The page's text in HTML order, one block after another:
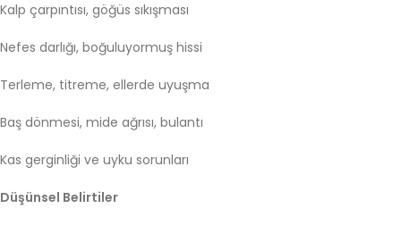
Kalp çarpıntısı, göğüs sıkışması
Nefes darlığı, boğuluyormuş hissi
Terleme, titreme, ellerde uyuşma
Baş dönmesi, mide ağrısı, bulantı
Kas gerginliği ve uyku sorunları
Düşünsel Belirtiler